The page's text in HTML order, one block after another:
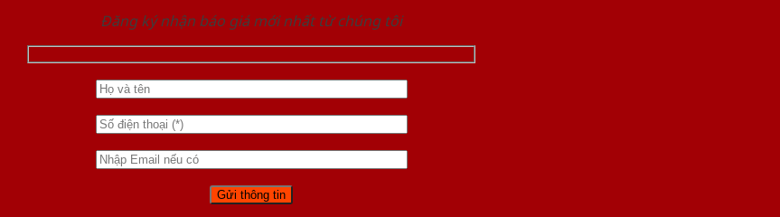
Đăng ký nhận báo giá mới nhất từ chúng tôi